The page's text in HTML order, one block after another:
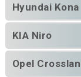
Hyundai Kona
KIA Niro
Opel